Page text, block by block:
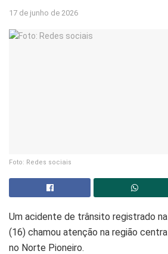
17 de junho de 2026
Foto: Redes sociais
Um acidente de trânsito registrado
(16) chamou atenção na região
no Norte Pioneiro.